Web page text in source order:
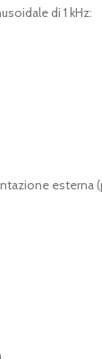
di 1 kHz:
esterna